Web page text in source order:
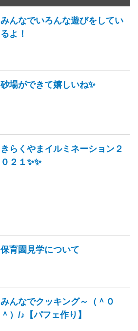
みんなでいろんな遊びをしてい
るよ！
砂場ができて嬉しいね✨
きらくやまイルミネーション２
０２１✨✨
保育園見学について
みんなでクッキング～（＾０
＾）/♪【パフェ作り】